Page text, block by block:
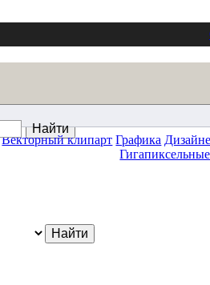
Векторный клипарт Графика